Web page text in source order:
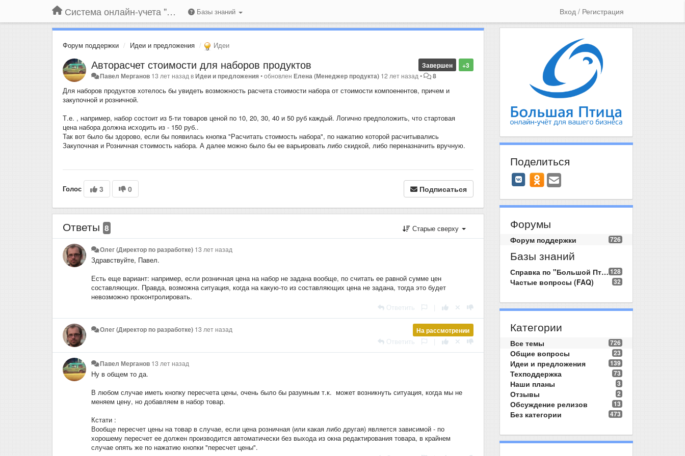
Система онлайн-учета "Большая Птица" Базы знаний Вход / Регистрация
Форум поддержки Идеи и предложения Идеи
+3
Завершен
Авторасчет стоимости для наборов продуктов
Павел Мерганов 13 лет назад вИдеи и предложения•обновленЕлена (Менеджер продукта) 12 лет назад • 8
Для наборов продуктов хотелось бы увидеть возможность расчета стоимости набора от стоимости компоенентов, причем и
закупочной и розничной.
Т.е. , например, набор состоит из 5-ти товаров ценой по 10, 20, 30, 40 и 50 руб каждый. Логично предположить, что стартовая
цена набора должна исходить из - 150 руб..
Так вот было бы здорово, если бы появилась кнопка "Расчитать стоимость набора", по нажатию которой расчитывались
Закупочная и Розничная стоимость набора. А далее можно было бы ее варьировать либо скидкой, либо переназначить вручную.
Голос 3 0 Подписаться
Ответы 8 Старые сверху
Олег (Директор по разработке) 13 лет назад
Здравствуйте, Павел.
Есть еще вариант: например, если розничная цена на набор не задана вообще, по считать ее равной сумме цен
составляющих. Правда, возможна ситуация, когда на какую-то из составляющих цена не задана, тогда это будет
невозможно проконтролировать.
Ответить
На рассмотрении
Олег (Директор по разработке) 13 лет назад
Ответить
Павел Мерганов 13 лет назад
Ну в общем то да.
В любом случае иметь кнопку пересчета цены, очень было бы разумным т.к. может возникнуть ситуация, когда мы не
меняем цену, но добавляем в набор товар.
Кстати :
Вообще пересчет цены на товар в случае, если цена розничная (или какая либо другая) является зависимой - по
хорошему пересчет ее должен производится автоматически без выхода из окна редактирования товара, в крайнем
случае опять же по нажатию кнопки "пересчет цены".
Поделиться
Форумы
726
Форум поддержки
Базы знаний
128
Справка по "Большой Птице"
32
Частые вопросы (FAQ)
Категории
726
Все темы
23
Общие вопросы
139
Идеи и предложения
73
Техподдержка
3
Наши планы
2
Отзывы
13
Обсуждение релизов
473
Без категории